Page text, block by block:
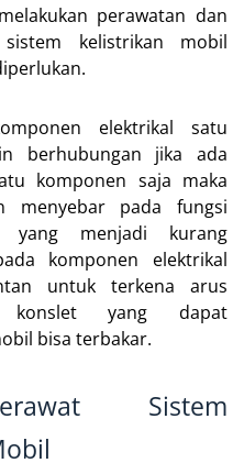
perawatan dan
kelistrikan mobil
elektrikal satu
berhubungan jika ada
komponen saja maka
menyebar pada fungsi
yang menjadi kurang
komponen elektrikal
untuk terkena arus
yang dapat
bisa terbakar.
Sistem